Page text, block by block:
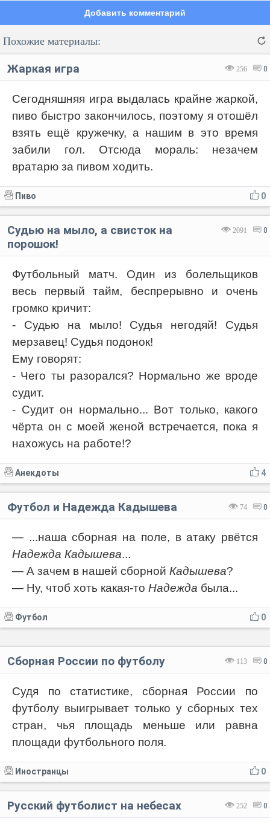
Добавить комментарий
Код: Отмена
Похожие материалы:
256 0
Жаркая игра
Сегодняшняя игра выдалась крайне жаркой,
пиво быстро закончилось, поэтому я отошёл
взять ещё кружечку, а нашим в это время
забили гол. Отсюда мораль: незачем
вратарю за пивом ходить.
0
Пиво
2091 0
Судью на мыло, а свисток на
порошок!
Футбольный матч. Один из болельщиков
весь первый тайм, беспрерывно и очень
громко кричит:
- Судью на мыло! Судья негодяй! Судья
мерзавец! Судья подонок!
Ему говорят:
- Чего ты разорался? Нормально же вроде
судит.
- Судит он нормально... Вот только, какого
чёрта он с моей женой встречается, пока я
нахожусь на работе!?
4
Анекдоты
74 0
Футбол и Надежда Кадышева
— ...наша сборная на поле, в атаку рвётся
Надежда Кадышева...
— А зачем в нашей сборной Кадышева?
— Ну, чтоб хоть какая-то Надежда была...
0
Футбол
113 0
Сборная России по футболу
Судя по статистике, сборная России по
футболу выигрывает только у сборных тех
стран, чья площадь меньше или равна
площади футбольного поля.
0
Иностранцы
252 0
Русский футболист на небесах